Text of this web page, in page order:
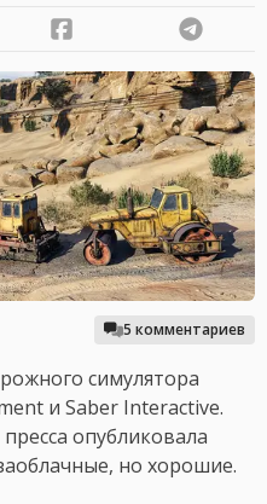
5 комментариев
симулятора
и Saber Interactive.
опубликовала
но хорошие.